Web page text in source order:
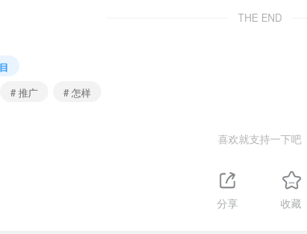
THE END
# 推广 # 怎样
喜欢就支持一下吧
分享 收藏